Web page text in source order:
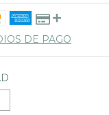
DE PAGO